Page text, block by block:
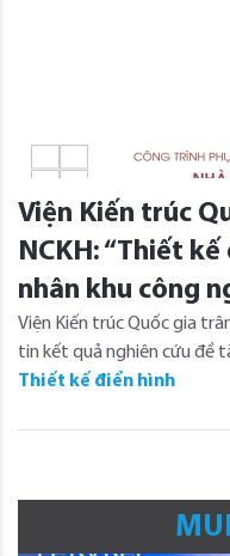
Viện Kiến trúc
NCKH: “Thiết
nhân khu công
Viện Kiến trúc Quốc gia
tin kết quả nghiên cứu đề
Thiết kế điển hình